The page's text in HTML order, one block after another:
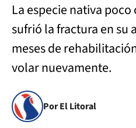
La especie nativa
sufrió la fractura en su
meses de
volar nuevamente.
Por El Litoral